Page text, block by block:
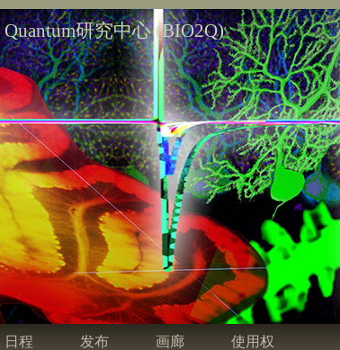
研究中心 (BIO2Q)
日程 发布 画廊 使用权